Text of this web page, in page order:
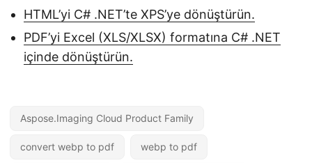
HTML’yi C# .NET’te XPS’ye dönüştürün.
PDF’yi Excel (XLS/XLSX) formatına C# .NET
içinde dönüştürün.
Aspose.Imaging Cloud Product Family
convert webp to pdf webp to pdf